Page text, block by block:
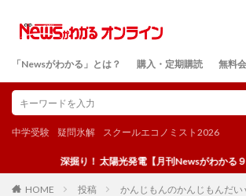
「Newsがわかる」とは？ 購入・定期購読 無料
中学受験 疑問氷解 スクールエコノミスト2026
深掘り！ 太陽光発電【月刊Newsがわかる９月号】
HOME 投稿 かんじもんのかんじもんだい
検索